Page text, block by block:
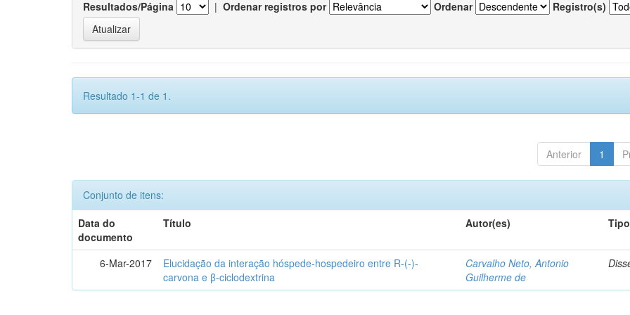
Resultados/Página | Ordenar registros por Ordenar Registro(s)
Resultado 1-1 de 1.
Anterior 1
Conjunto de itens:
Data do
documento
Título Autor(es) Tipo
6-Mar-2017
Elucidação da interação hóspede-hospedeiro entre R-(-)-
carvona e β-ciclodextrina
Carvalho Neto, Antonio
Guilherme de